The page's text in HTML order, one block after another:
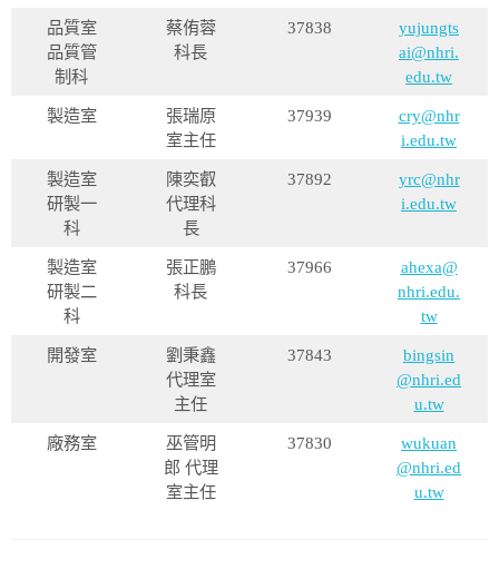
品質室
品質管
制科
蔡侑蓉
科長
37838
yujungts
ai@nhri.
edu.tw
製造室
張瑞原
室主任
37939
cry@nhr
i.edu.tw
製造室
研製一
科
陳奕叡
代理科
長
37892
yrc@nhr
i.edu.tw
製造室
研製二
科
張正鵬
科長
37966
ahexa@
nhri.edu.
tw
開發室
劉秉鑫
代理室
主任
37843
bingsin
@nhri.ed
u.tw
廠務室
巫管明
郎 代理
室主任
37830
wukuan
@nhri.ed
u.tw